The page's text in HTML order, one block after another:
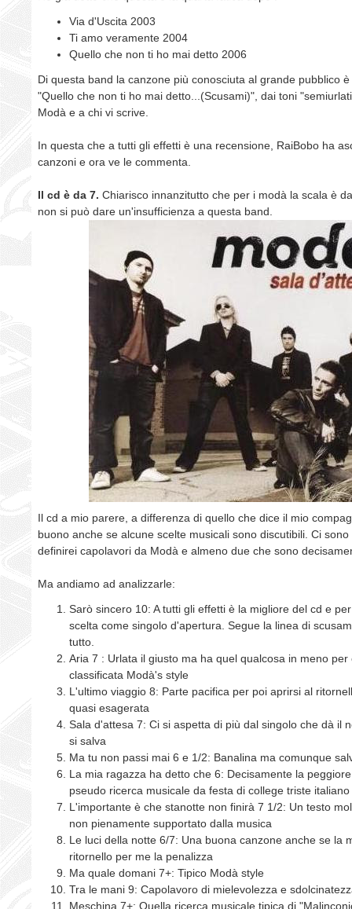
Via d'Uscita 2003
Ti amo veramente 2004
Quello che non ti ho mai detto 2006
Di questa band la canzone più conosciuta al grande pubblico
"Quello che non ti ho mai detto...(Scusami)", dai toni
Modà e a chi vi scrive.
In questa che a tutti gli effetti è una recensione, RaiBobo ha
canzoni e ora ve le commenta.
Il cd è da 7. Chiarisco innanzitutto che per i modà la scala è
non si può dare un'insufficienza a questa band.
Il cd a mio parere, a differenza di quello che dice il mio
buono anche se alcune scelte musicali sono discutibili. Ci
definirei capolavori da Modà e almeno due che sono
Ma andiamo ad analizzarle:
Sarò sincero 10: A tutti gli effetti è la migliore del cd e
scelta come singolo d'apertura. Segue la linea di
tutto.
Aria 7 : Urlata il giusto ma ha quel qualcosa in meno per
classificata Modà's style
L'ultimo viaggio 8: Parte pacifica per poi aprirsi al
quasi esagerata
Sala d'attesa 7: Ci si aspetta di più dal singolo che dà il
si salva
Ma tu non passi mai 6 e 1/2: Banalina ma comunque
La mia ragazza ha detto che 6: Decisamente la
pseudo ricerca musicale da festa di college triste italiano
L'importante è che stanotte non finirà 7 1/2: Un testo
non pienamente supportato dalla musica
Le luci della notte 6/7: Una buona canzone anche se la
ritornello per me la penalizza
Ma quale domani 7+: Tipico Modà style
Tra le mani 9: Capolavoro di mielevolezza e
Meschina 7+: Quella ricerca musicale tipica di